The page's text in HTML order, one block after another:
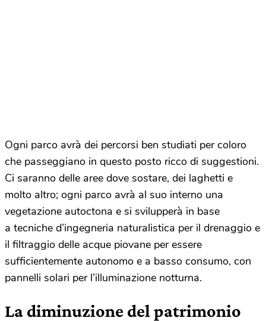
Ogni parco avrà dei percorsi ben studiati per coloro
che passeggiano in questo posto ricco di suggestioni.
Ci saranno delle aree dove sostare, dei laghetti e
molto altro; ogni parco avrà al suo interno una
vegetazione autoctona e si svilupperà in base
a tecniche d’ingegneria naturalistica per il drenaggio e
il filtraggio delle acque piovane per essere
sufficientemente autonomo e a basso consumo, con
pannelli solari per l’illuminazione notturna.
La diminuzione del patrimonio